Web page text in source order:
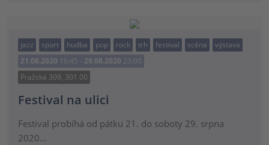
jazz sport hudba pop rock trh festival scéna
výstava
21.08.2020 16:45 - 29.08.2020 23:00
Pražská 309, 301 00
Festival na ulici
Festival probíhá od pátku 21. do soboty 29. srpna
2020…